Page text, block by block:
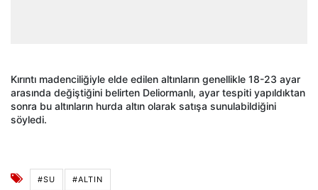
Kırıntı madenciliğiyle elde edilen altınların genellikle 18-23 ayar
arasında değiştiğini belirten Deliormanlı, ayar tespiti yapıldıktan
sonra bu altınların hurda altın olarak satışa sunulabildiğini
söyledi.
#SU #ALTIN